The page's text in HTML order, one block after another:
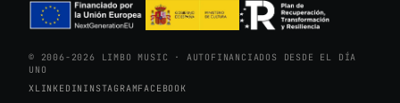
© 2006-2026 LIMBO MUSIC · AUTOFINANCIADOS DESDE EL DÍA
UNO
XLINKEDIN INSTAGRAMFACEBOOK